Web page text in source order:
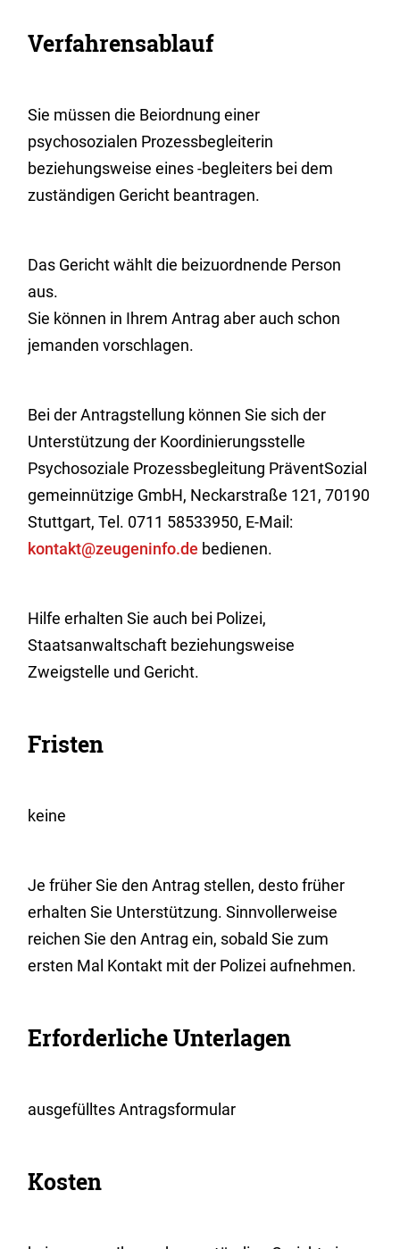
Verfahrensablauf
Sie müssen die Beiordnung einer
psychosozialen Prozessbegleiterin
beziehungsweise eines -begleiters bei dem
zuständigen Gericht beantragen.
Das Gericht wählt die beizuordnende Person
aus.
Sie können in Ihrem Antrag aber auch schon
jemanden vorschlagen.
Bei der Antragstellung können Sie sich der
Unterstützung der Koordinierungsstelle
Psychosoziale Prozessbegleitung PräventSozial
gemeinnützige GmbH, Neckarstraße 121, 70190
Stuttgart, Tel. 0711 58533950, E-Mail:
kontakt@zeugeninfo.de bedienen.
Hilfe erhalten Sie auch bei Polizei,
Staatsanwaltschaft beziehungsweise
Zweigstelle und Gericht.
Fristen
keine
Je früher Sie den Antrag stellen, desto früher
erhalten Sie Unterstützung. Sinnvollerweise
reichen Sie den Antrag ein, sobald Sie zum
ersten Mal Kontakt mit der Polizei aufnehmen.
Erforderliche Unterlagen
ausgefülltes Antragsformular
Kosten